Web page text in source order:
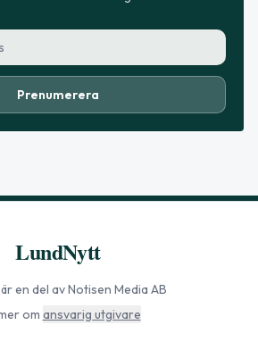
Prenumerera
LundNytt
är en del av Notisen Media AB
om ansvarig utgivare